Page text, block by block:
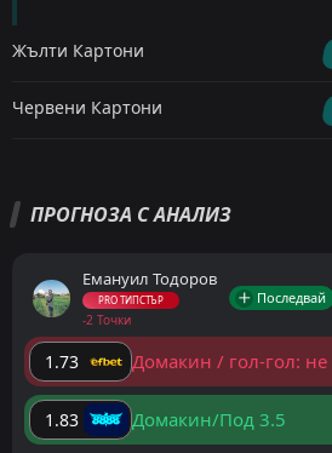
Жълти Картони
Червени Картони
ПРОГНОЗА С АНАЛИЗ
Емануил Тодоров
PRO ТИПСТЪР
-2 Точки
Последвай
1.73 Домакин / гол-гол: не
1.83 Домакин/Под 3.5